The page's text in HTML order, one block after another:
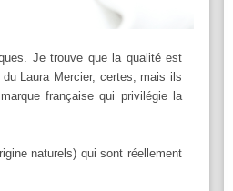
Je trouve que la qualité est
Laura Mercier, certes, mais ils
française qui privilégie la
naturels) qui sont réellement